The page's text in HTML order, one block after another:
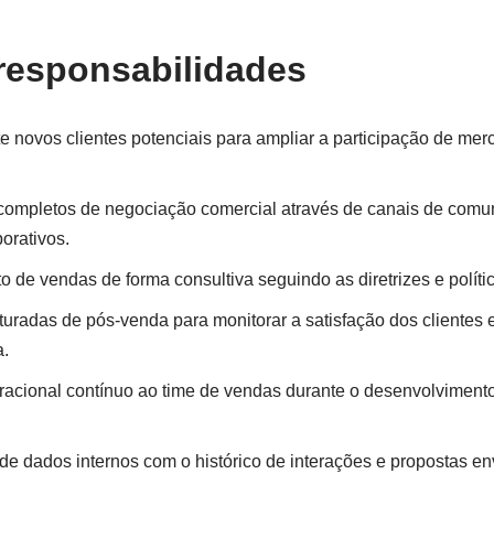
novos clientes potenciais para ampliar a participação de
de negociação comercial através de canais de
de vendas de forma consultiva seguindo as diretrizes e
de pós-venda para monitorar a satisfação dos clientes
contínuo ao time de vendas durante o
dados internos com o histórico de interações e propostas